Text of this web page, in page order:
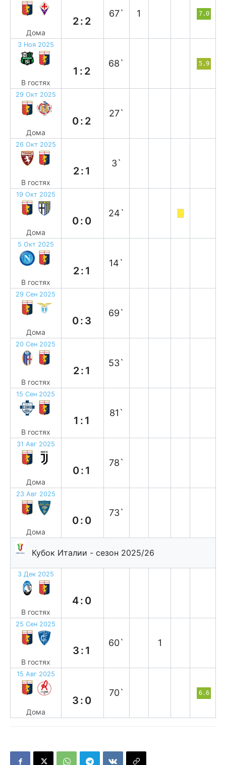
Дома
2:2
67` 1 7.0
3 Ноя 2025
В гостях
1:2
68` 5.9
29 Окт 2025
Дома
0:2
27`
26 Окт 2025
В гостях
2:1
3`
19 Окт 2025
Дома
0:0
24`
5 Окт 2025
В гостях
2:1
14`
29 Сен 2025
Дома
0:3
69`
20 Сен 2025
В гостях
2:1
53`
15 Сен 2025
В гостях
1:1
81`
31 Авг 2025
Дома
0:1
78`
23 Авг 2025
Дома
0:0
73`
Кубок Италии - сезон 2025/26
3 Дек 2025
В гостях
4:0
25 Сен 2025
В гостях
3:1
60` 1
15 Авг 2025
Дома
3:0
70` 6.6